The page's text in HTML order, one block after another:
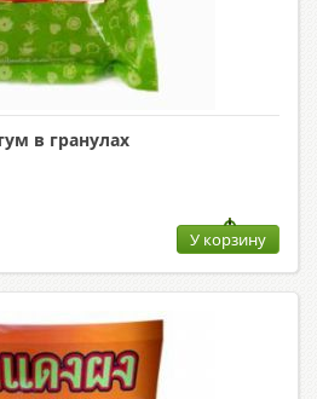
в гранулах
У корзину